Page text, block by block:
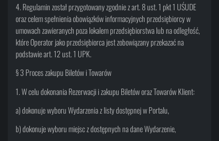
4. Regulamin został przygotowany zgodnie z art. 8 ust. 1 pkt 1 UŚUDE
oraz celem spełnienia obowiązków informacyjnych przedsiębiorcy w
umowach zawieranych poza lokalem przedsiębiorstwa lub na odległość,
które Operator jako przedsiębiorca jest zobowiązany przekazać na
podstawie art. 12 ust. 1 UPK.
§ 3 Proces zakupu Biletów i Towarów
1. W celu dokonania Rezerwacji i zakupu Biletów oraz Towarów Klient:
a) dokonuje wyboru Wydarzenia z listy dostępnej w Portalu,
b) dokonuje wyboru miejsc z dostępnych na dane Wydarzenie,